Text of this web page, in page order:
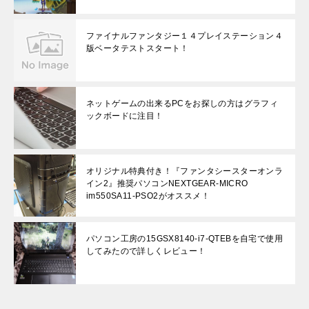
ファイナルファンタジー１４プレイステーション４
版ベータテストスタート！
ネットゲームの出来るPCをお探しの方はグラフィ
ックボードに注目！
オリジナル特典付き！『ファンタシースターオンラ
イン2』推奨パソコンNEXTGEAR-MICRO
im550SA11-PSO2がオススメ！
パソコン工房の15GSX8140-i7-QTEBを自宅で使用
してみたので詳しくレビュー！